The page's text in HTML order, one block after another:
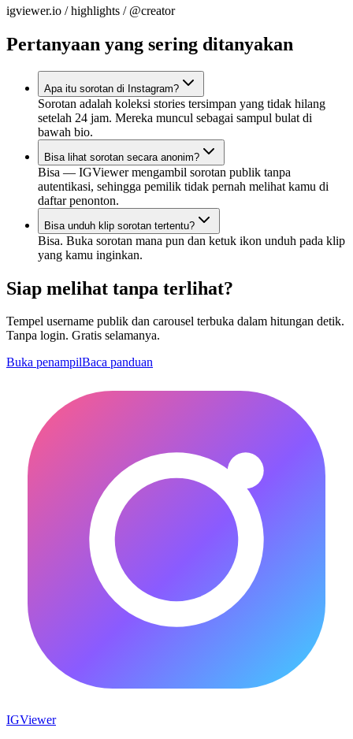
igviewer.io /highlights / @creator
Pertanyaan yang sering ditanyakan
Apa itu sorotan di Instagram?
Sorotan adalah koleksi stories tersimpan yang tidak hilang
setelah 24 jam. Mereka muncul sebagai sampul bulat di
bawah bio.
Bisa lihat sorotan secara anonim?
Bisa — IGViewer mengambil sorotan publik tanpa
autentikasi, sehingga pemilik tidak pernah melihat kamu di
daftar penonton.
Bisa unduh klip sorotan tertentu?
Bisa. Buka sorotan mana pun dan ketuk ikon unduh pada klip
yang kamu inginkan.
Siap melihat tanpa terlihat?
Tempel username publik dan carousel terbuka dalam hitungan detik.
Tanpa login. Gratis selamanya.
Buka penampilBaca panduan
IGViewer